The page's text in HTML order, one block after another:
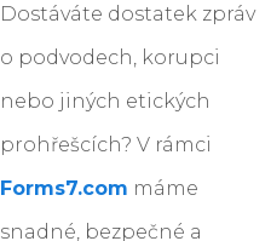
Dostáváte dostatek zpráv
o podvodech, korupci
nebo jiných etických
prohřešcích? V rámci
Forms7.com máme
snadné, bezpečné a